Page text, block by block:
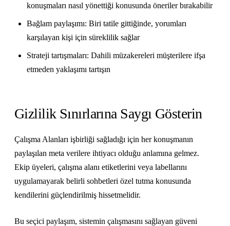
konuşmaları nasıl yönettiği konusunda öneriler bırakabilir
Bağlam paylaşımı: Biri tatile gittiğinde, yorumları
karşılayan kişi için süreklilik sağlar
Strateji tartışmaları: Dahili müzakereleri müşterilere ifşa
etmeden yaklaşımı tartışın
Gizlilik Sınırlarına Saygı Gösterin
Çalışma Alanları işbirliği sağladığı için her konuşmanın
paylaşılan meta verilere ihtiyacı olduğu anlamına gelmez.
Ekip üyeleri, çalışma alanı etiketlerini veya labellarını
uygulamayarak belirli sohbetleri özel tutma konusunda
kendilerini güçlendirilmiş hissetmelidir.
Bu seçici paylaşım, sistemin çalışmasını sağlayan güveni